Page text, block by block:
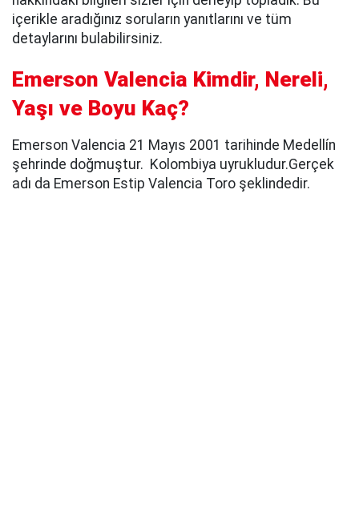
içerikle aradığınız soruların yanıtlarını ve tüm
detaylarını bulabilirsiniz.
Emerson Valencia Kimdir, Nereli,
Yaşı ve Boyu Kaç?
Emerson Valencia 21 Mayıs 2001 tarihinde Medellín
şehrinde doğmuştur. Kolombiya uyrukludur.Gerçek
adı da Emerson Estip Valencia Toro şeklindedir.